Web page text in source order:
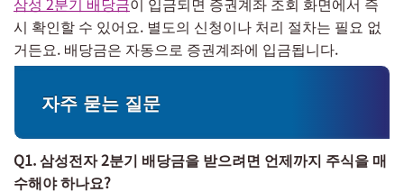
시 확인할 수 있어요. 별도의 신청이나 처리 절차는 필요 없
거든요. 배당금은 자동으로 증권계좌에 입금됩니다.
자주 묻는 질문
Q1. 삼성전자 2분기 배당금을 받으려면 언제까지 주식을 매
수해야 하나요?